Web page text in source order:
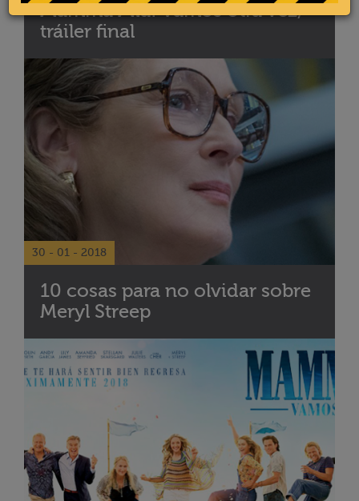
Mamma Mia! Vamos otra vez,
tráiler final
30 - 01 - 2018
10 cosas para no olvidar sobre
Meryl Streep